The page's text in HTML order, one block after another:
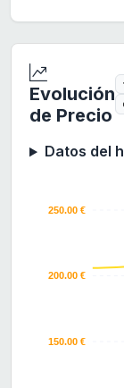
Evolución
de Precio
Datos del
250.00 €
200.00 €
150.00 €